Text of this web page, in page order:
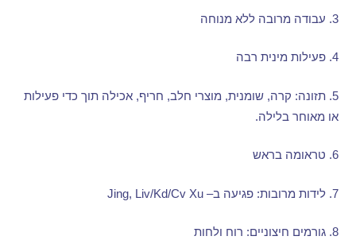
3. עבודה מרובה ללא מנוחה
4. פעילות מינית רבה
5. תזונה: קרה,שומנית, מוצרי חלב, חריף,אכילה תוך כדי פעילות
או מאוחר בלילה.
6. טראומה בראש
7. לידות מרובות:פגיעה ב– Jing, Liv/Kd/Cv Xu
8. גורמים חיצוניים: רוח ולחות